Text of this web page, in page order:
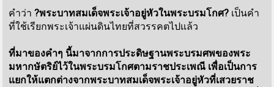
คำว่า?พระบาทสมเด็จพระเจ้าอยู่หัวในพระบรมโกศ? เป็นคำ
ที่ใช้เรียกพระเจ้าแผ่นดินไทยที่สวรรคตไปแล้ว
ที่มาของคำๆ นี้มาจากการประดิษฐานพระบรมศพของพระ
มหากษัตริย์ไว้ในพระบรมโกศตามราชประเพณี เพื่อเป็นการ
แยกให้แตกต่างจากพระบาทสมเด็จพระเจ้าอยู่หัวที่เสวยราช